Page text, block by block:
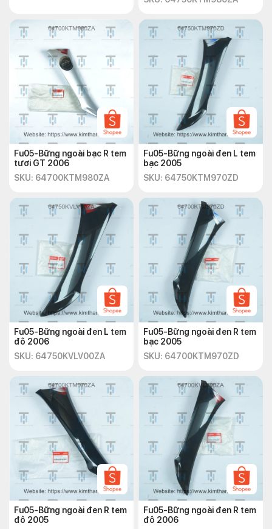
Fu05-Bững ngoài bạc R tem
tươi GT 2006
SKU: 64700KTM980ZA
Fu05-Bững ngoài đen L tem
bạc 2005
SKU: 64750KTM970ZD
Fu05-Bững ngoài đen L tem
đô 2006
SKU: 64750KVLV00ZA
Fu05-Bững ngoài đen R tem
bạc 2005
SKU: 64700KTM970ZD
Fu05-Bững ngoài đen R tem
đô 2005
Fu05-Bững ngoài đen R tem
đô 2006